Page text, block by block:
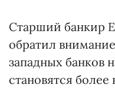
Старший банкир
обратил
западных банков
становятся